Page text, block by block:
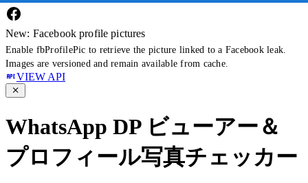
New: Facebook profile pictures
Enable fbProfilePic to retrieve the picture linked to a Facebook leak.
Images are versioned and remain available from cache.
VIEW API
WhatsApp DP ビューアー＆
プロフィール写真チェッカー